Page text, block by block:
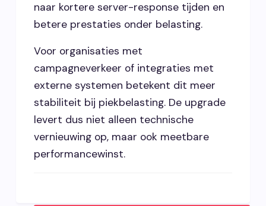
naar kortere server-response tijden en
betere prestaties onder belasting.
Voor organisaties met
campagneverkeer of integraties met
externe systemen betekent dit meer
stabiliteit bij piekbelasting. De upgrade
levert dus niet alleen technische
vernieuwing op, maar ook meetbare
performancewinst.